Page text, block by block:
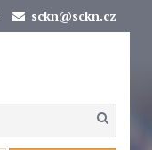
sckn@sckn.cz